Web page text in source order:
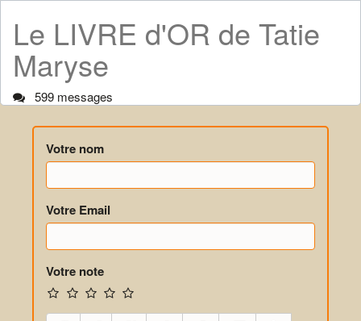
Le LIVRE d'OR de Tatie
Maryse
599 messages
Votre nom
Votre Email
Votre note